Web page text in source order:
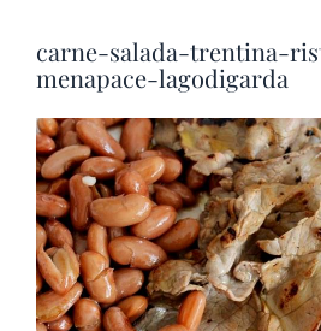
RICHIEDI
carne-salada-trentina-
menapace-lagodigarda